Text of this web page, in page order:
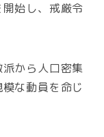
開始し、戒厳令
から人口密集
な動員を命じ